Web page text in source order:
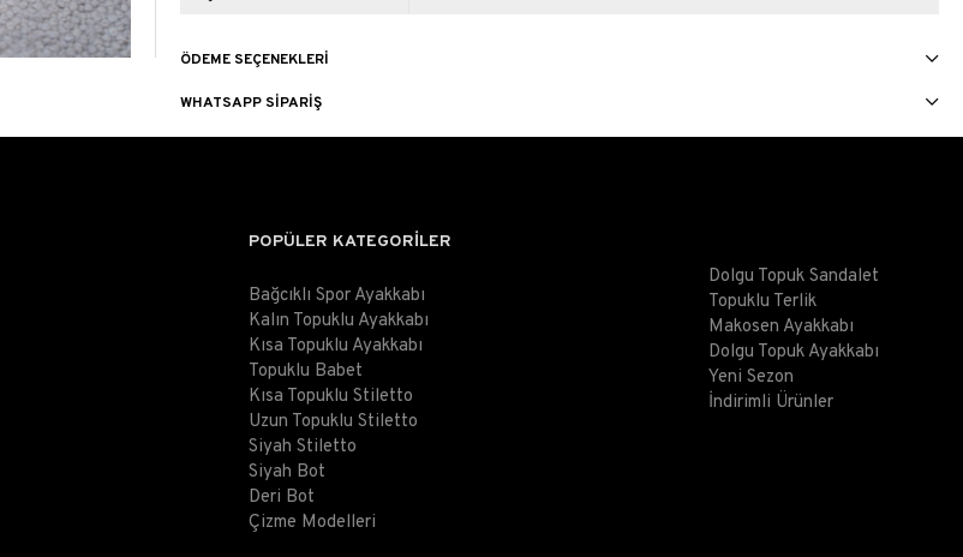
ÖDEME SEÇENEKLERI
WHATSAPP SIPARIŞ
POPÜLER KATEGORİLER
Bağcıklı Spor Ayakkabı
Kalın Topuklu Ayakkabı
Kısa Topuklu Ayakkabı
Topuklu Babet
Kısa Topuklu Stiletto
Uzun Topuklu Stiletto
Siyah Stiletto
Siyah Bot
Deri Bot
Çizme Modelleri
Dolgu Topuk Sandalet
Topuklu Terlik
Makosen Ayakkabı
Dolgu Topuk Ayakkabı
Yeni Sezon
İndirimli Ürünler